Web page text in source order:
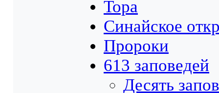
Тора
Синайское
Пророки
613 заповедей
Десять